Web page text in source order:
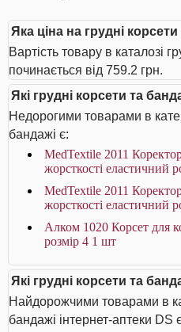
Яка ціна на грудні
Вартість товару в каталозі
починається від 759.2 грн.
Які грудні корсети та
Недорогими товарами в
бандажі є:
MedTextile 2011
жорсткості еластичний
MedTextile 2011
жорсткості еластичний
Алком 1020 Корсет для
розмір 4 1 шт
Які грудні корсети та
Найдорожчими товарами в
бандажі інтернет-аптеки DS